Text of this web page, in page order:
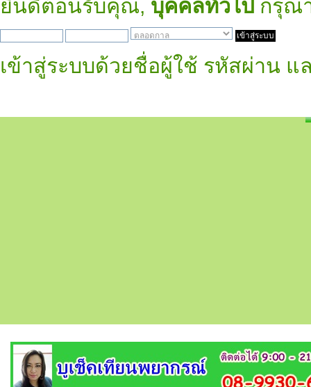
ยินดีต้อนรับคุณ, บุคคลทั่วไป กรุณ
เข้าสู่ระบบด้วยชื่อผู้ใช้ รหัสผ่าน แ